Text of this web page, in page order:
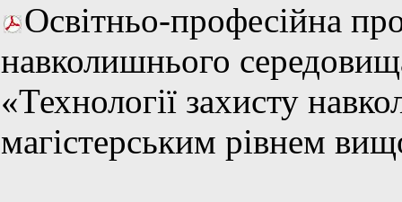
Освітньо-професійна
навколишнього
«Технології захисту
магістерським рівнем